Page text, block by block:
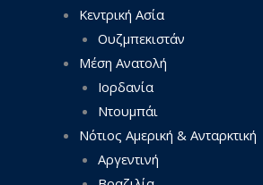
Κεντρική Ασία
Ουζμπεκιστάν
Μέση Ανατολή
Ιορδανία
Ντουμπάι
Νότιος Αμερική & Ανταρκτική
Αργεντινή